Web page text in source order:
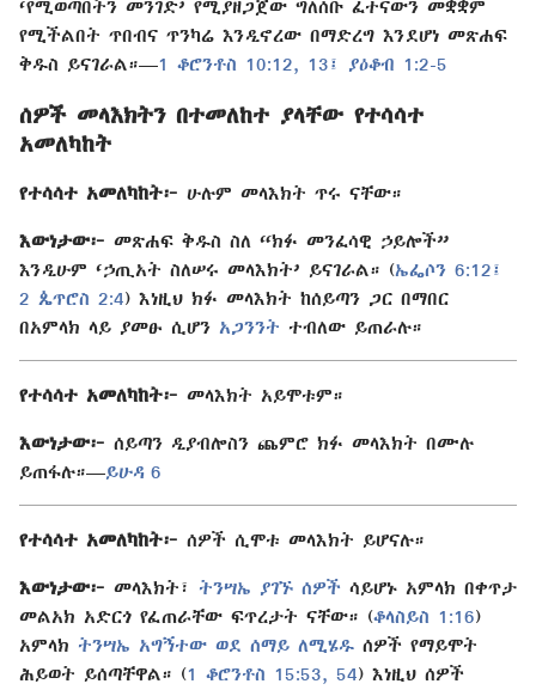
‘የሚወጣበትን መንገድ’ የሚያዘጋጀው ግለሰቡ ፈተናውን መቋቋም
የሚችልበት ጥበብና ጥንካሬ እንዲኖረው በማድረግ እንደሆነ መጽሐፍ
ቅዱስ ይናገራል።—1 ቆሮንቶስ 10:12, 13፤ ያዕቆብ 1:2-5
ሰዎች መላእክትን በተመለከተ ያላቸው የተሳሳተ
አመለካከት
የተሳሳተ አመለካከት፦ ሁሉም መላእክት ጥሩ ናቸው።
እውነታው፦ መጽሐፍ ቅዱስ ስለ “ክፉ መንፈሳዊ ኃይሎች”
እንዲሁም ‘ኃጢአት ስለሠሩ መላእክት’ ይናገራል። (ኤፌሶን 6:12፤
2 ጴጥሮስ 2:4) እነዚህ ክፉ መላእክት ከሰይጣን ጋር በማበር
በአምላክ ላይ ያመፁ ሲሆን አጋንንት ተብለው ይጠራሉ።
የተሳሳተ አመለካከት፦ መላእክት አይሞቱም።
እውነታው፦ ሰይጣን ዲያብሎስን ጨምሮ ክፉ መላእክት በሙሉ
ይጠፋሉ።—ይሁዳ 6
የተሳሳተ አመለካከት፦ ሰዎች ሲሞቱ መላእክት ይሆናሉ።
እውነታው፦ መላእክት፣ ትንሣኤ ያገኙ ሰዎች ሳይሆኑ አምላክ በቀጥታ
መልአክ አድርጎ የፈጠራቸው ፍጥረታት ናቸው። (ቆላስይስ 1:16)
አምላክ ትንሣኤ አግኝተው ወደ ሰማይ ለሚሄዱ ሰዎች የማይሞት
ሕይወት ይሰጣቸዋል። (1 ቆሮንቶስ 15:53, 54) እነዚህ ሰዎች